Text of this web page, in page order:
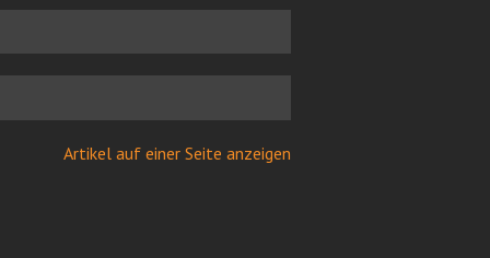
Artikel auf einer Seite anzeigen